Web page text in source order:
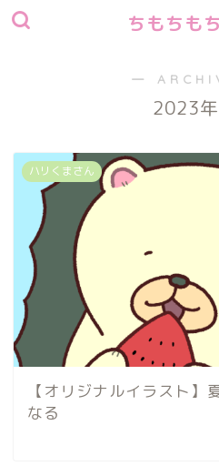
ちもちも
―
2023
ハリくまさん
【オリジナルイラスト】
なる